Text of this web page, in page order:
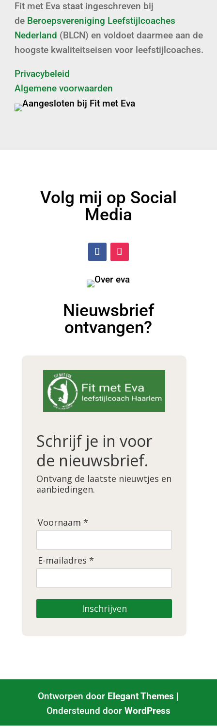
Fit met Eva staat ingeschreven bij
de Beroepsvereniging Leefstijlcoaches
Nederland (BLCN) en voldoet daarmee aan de
hoogste kwaliteitseisen voor leefstijlcoaches.
Privacybeleid
Algemene voorwaarden
Volg mij op Social
Media
Nieuwsbrief
ontvangen?
Schrijf je in voor
de nieuwsbrief.
Ontvang de laatste nieuwtjes en
aanbiedingen.
Voornaam *
E-mailadres *
Inschrijven
Ontworpen door Elegant Themes |
Ondersteund door WordPress